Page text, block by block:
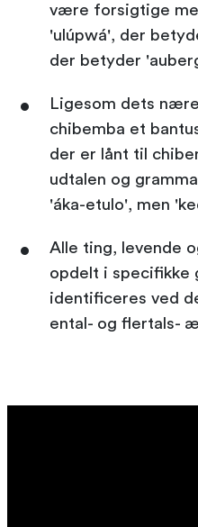
være forsigtige
'ulúpwá', der
der betyder
Ligesom dets
chibemba et
der er lånt til
udtalen og
'áka-etulo', men
Alle ting, levende
opdelt i specifikke
identificeres ved
ental- og flertals-